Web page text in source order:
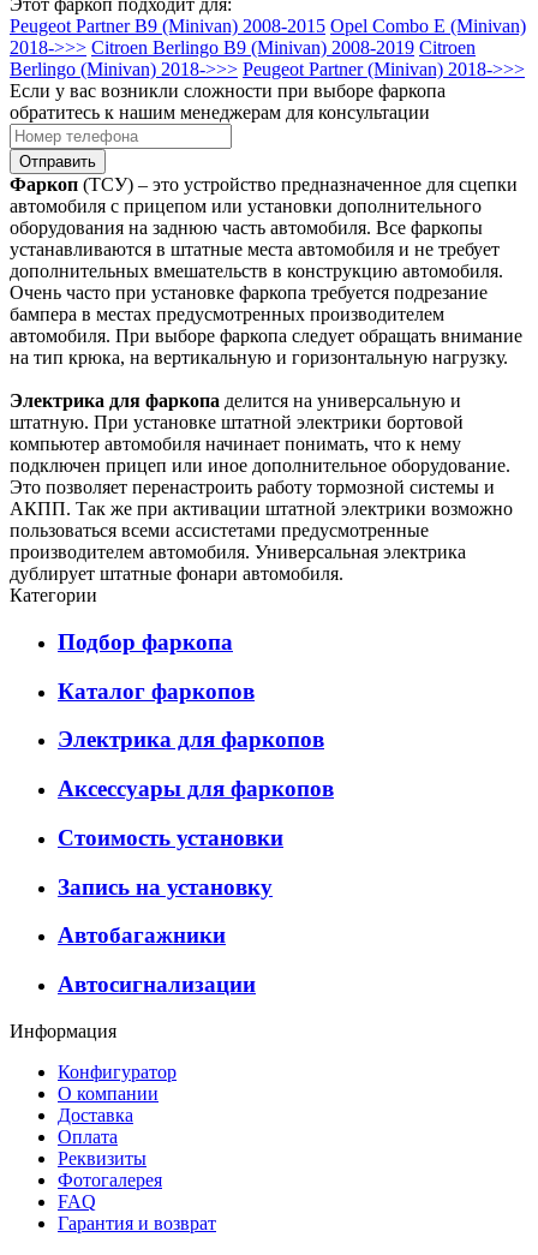
Этот фаркоп подходит для:
Peugeot Partner B9 (Minivan) 2008-2015 Opel Combo E (Minivan)
2018->>> Citroen Berlingo B9 (Minivan) 2008-2019 Citroen
Berlingo (Minivan) 2018->>> Peugeot Partner (Minivan) 2018->>>
Если у вас возникли сложности при выборе фаркопа
обратитесь к нашим менеджерам для консультации
Отправить
Фаркоп (ТСУ) – это устройство предназначенное для сцепки
автомобиля с прицепом или установки дополнительного
оборудования на заднюю часть автомобиля. Все фаркопы
устанавливаются в штатные места автомобиля и не требует
дополнительных вмешательств в конструкцию автомобиля.
Очень часто при установке фаркопа требуется подрезание
бампера в местах предусмотренных производителем
автомобиля. При выборе фаркопа следует обращать внимание
на тип крюка, на вертикальную и горизонтальную нагрузку.
Электрика для фаркопа делится на универсальную и
штатную. При установке штатной электрики бортовой
компьютер автомобиля начинает понимать, что к нему
подключен прицеп или иное дополнительное оборудование.
Это позволяет перенастроить работу тормозной системы и
АКПП. Так же при активации штатной электрики возможно
пользоваться всеми ассистетами предусмотренные
производителем автомобиля. Универсальная электрика
дублирует штатные фонари автомобиля.
Категории
Подбор фаркопа
Каталог фаркопов
Электрика для фаркопов
Аксессуары для фаркопов
Стоимость установки
Запись на установку
Автобагажники
Автосигнализации
Информация
Конфигуратор
О компании
Доставка
Оплата
Реквизиты
Фотогалерея
FAQ
Гарантия и возврат